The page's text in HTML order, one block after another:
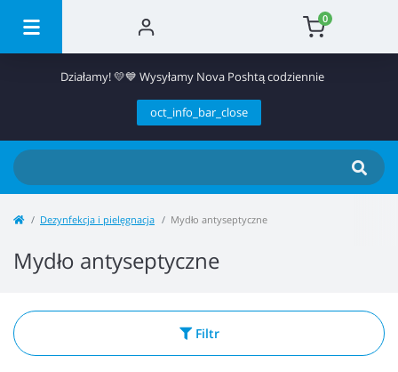
0
Działamy! 💛💙 Wysyłamy Nova Poshtą codziennie
oct_info_bar_close
Dezynfekcja i pielęgnacja Mydło antyseptyczne
Mydło antyseptyczne
Filtr